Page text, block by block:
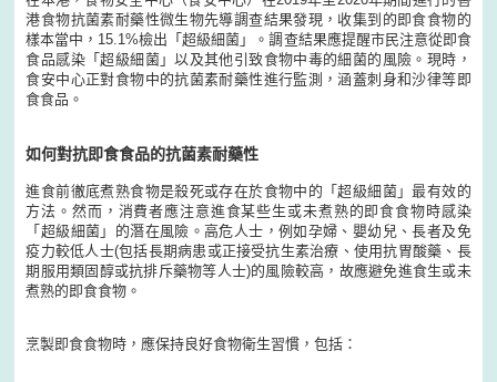
港食物抗菌素耐藥性微生物先導調查結果發現，收集到的即食食物的
樣本當中，15.1%檢出「超級細菌」。調查結果應提醒市民注意從即食
食品感染「超級細菌」以及其他引致食物中毒的細菌的風險。現時，
食安中心正對食物中的抗菌素耐藥性進行監測，涵蓋刺身和沙律等即
食食品。
如何對抗即食食品的抗菌素耐藥性
進食前徹底煮熟食物是殺死或存在於食物中的「超級細菌」最有效的
方法。然而，消費者應注意進食某些生或未煮熟的即食食物時感染
「超級細菌」的潛在風險。高危人士，例如孕婦、嬰幼兒、長者及免
疫力較低人士(包括長期病患或正接受抗生素治療、使用抗胃酸藥、長
期服用類固醇或抗排斥藥物等人士)的風險較高，故應避免進食生或未
煮熟的即食食物。
烹製即食食物時，應保持良好食物衛生習慣，包括：